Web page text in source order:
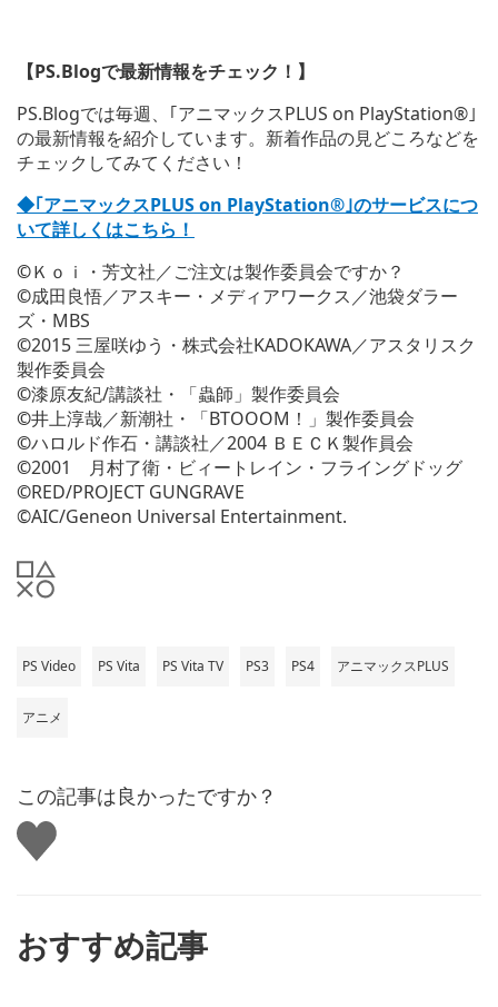
【PS.Blogで最新情報をチェック！】
PS.Blogでは毎週、｢アニマックスPLUS on PlayStation®｣
の最新情報を紹介しています。新着作品の見どころなどを
チェックしてみてください！
◆｢アニマックスPLUS on PlayStation®｣のサービスにつ
いて詳しくはこちら！
©Ｋｏｉ・芳文社／ご注文は製作委員会ですか？
©成田良悟／アスキー・メディアワークス／池袋ダラー
ズ・MBS
©2015 三屋咲ゆう・株式会社KADOKAWA／アスタリスク
製作委員会
©漆原友紀/講談社・「蟲師」製作委員会
©井上淳哉／新潮社・「BTOOOM！」製作委員会
©ハロルド作石・講談社／2004 ＢＥＣＫ製作員会
©2001 月村了衛・ビィートレイン・フライングドッグ
©RED/PROJECT GUNGRAVE
©AIC/Geneon Universal Entertainment.
PS Video PS Vita PS Vita TV PS3 PS4 アニマックスPLUS
アニメ
この記事は良かったですか？
い
い
おすすめ記事